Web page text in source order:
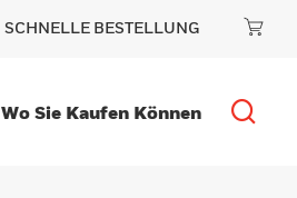
SCHNELLE BESTELLUNG
Wo Sie Kaufen Können